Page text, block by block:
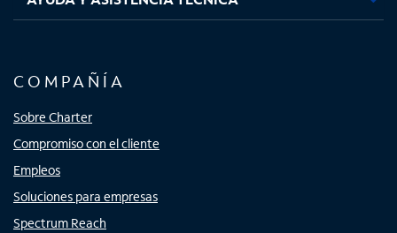
COMPAÑÍA
Sobre Charter
Compromiso con el cliente
Empleos
Soluciones para empresas
Spectrum Reach